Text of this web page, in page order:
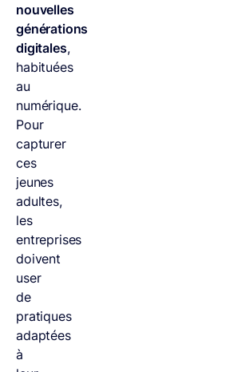
nouvelles
générations
digitales,
habituées
au
numérique.
Pour
capturer
ces
jeunes
adultes,
les
entreprises
doivent
user
de
pratiques
adaptées
à